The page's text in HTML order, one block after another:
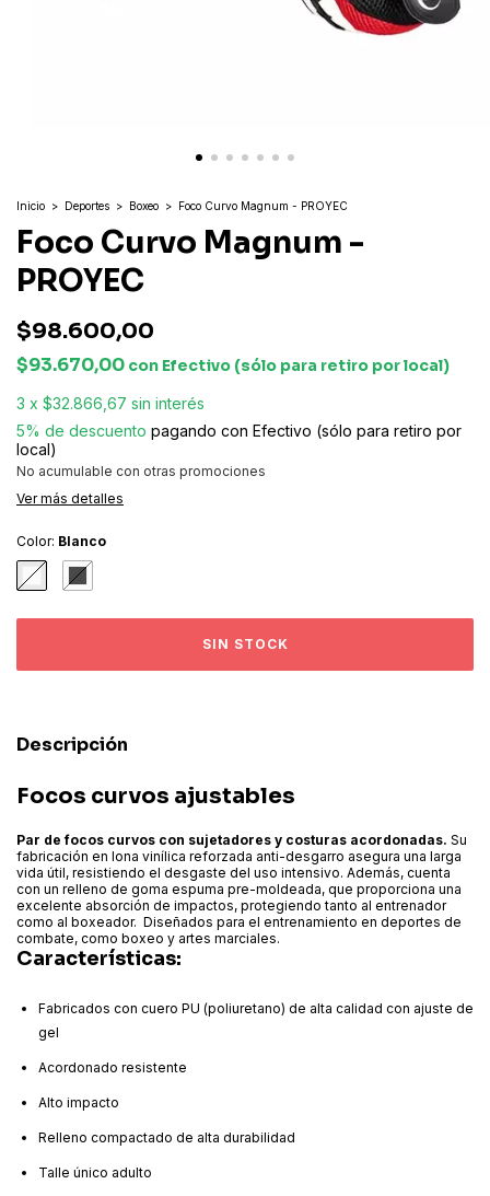
Inicio > Deportes > Boxeo > Foco Curvo Magnum - PROYEC
Foco Curvo Magnum -
PROYEC
$98.600,00
$93.670,00 con Efectivo (sólo para retiro por local)
3 x $32.866,67 sin interés
5% de descuento pagando con Efectivo (sólo para retiro por
local)
No acumulable con otras promociones
Ver más detalles
Color: Blanco
Descripción
Focos curvos ajustables
Par de focos curvos con sujetadores y costuras acordonadas. Su
fabricación en lona vinílica reforzada anti-desgarro asegura una larga
vida útil, resistiendo el desgaste del uso intensivo. Además, cuenta
con un relleno de goma espuma pre-moldeada, que proporciona una
excelente absorción de impactos, protegiendo tanto al entrenador
como al boxeador. Diseñados para el entrenamiento en deportes de
combate, como boxeo y artes marciales.
Características:
Fabricados con cuero PU (poliuretano) de alta calidad con ajuste de
gel
Acordonado resistente
Alto impacto
Relleno compactado de alta durabilidad
Talle único adulto